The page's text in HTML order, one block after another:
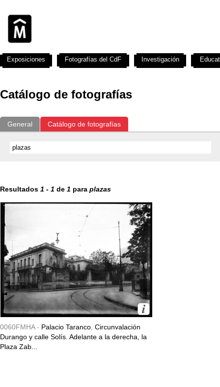
Catálogo de fotografías
General Catálogo de fotografías
Resultados 1 - 1 de 1 para plazas
0060FMHA - Palacio Taranco. Circunvalación
Durango y calle Solís. Adelante a la derecha, la
Plaza Zab...
Exposiciones Fotografías del CdF Investigación